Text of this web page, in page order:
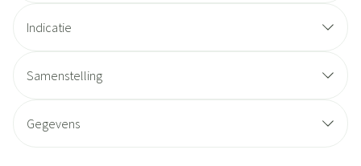
Indicatie
Samenstelling
Gegevens